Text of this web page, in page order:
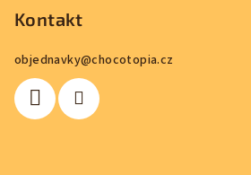
Kontakt
objednavky@chocotopia.cz